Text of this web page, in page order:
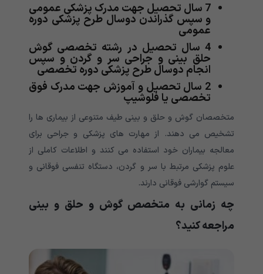
7 سال تحصیل جهت مدرک پزشکی عمومی
و سپس گذراندن دوسال طرح پزشکی دوره
عمومی
4 سال تحصیل در رشته تخصصی گوش
حلق بینی و جراحی سر و گردن و سپس
انجام دوسال طرح پزشکی دوره تخصصی
2 سال تحصیل و آموزش جهت مدرک فوق
تخصصی یا فلوشیپ
متخصصان گوش و حلق و بینی طیف متنوعی از بیماری ها را
تشخیص می دهند. از مهارت های پزشکی و جراحی برای
معالجه بیماران خود استفاده می کنند و اطلاعات کاملی از
علوم پزشکی مرتبط با سر و گردن، دستگاه تنفسی فوقانی و
سیستم گوارشی فوقانی دارند.
چه زمانی به متخصص گوش و حلق و بینی
مراجعه کنید؟